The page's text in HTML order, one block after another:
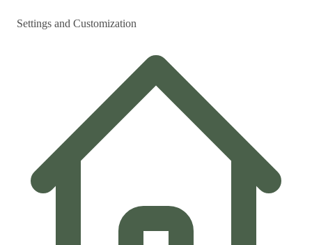
Settings and Customization